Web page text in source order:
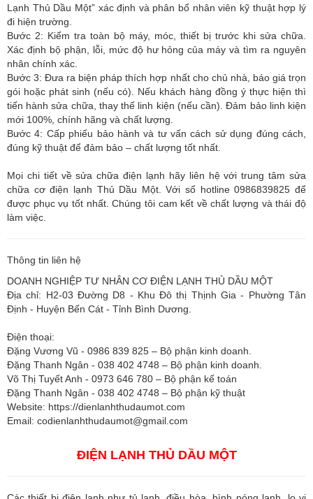
Lạnh Thủ Dầu Một” xác định và phân bổ nhân viên kỹ thuật hợp lý
đi hiện trường.
Bước 2: Kiểm tra toàn bộ máy, móc, thiết bị trước khi sửa chữa.
Xác định bộ phận, lỗi, mức độ hư hỏng của máy và tìm ra nguyên
nhân chính xác.
Bước 3: Đưa ra biện pháp thích hợp nhất cho chủ nhà, báo giá trọn
gói hoặc phát sinh (nếu có). Nếu khách hàng đồng ý thực hiện thì
tiến hành sửa chữa, thay thế linh kiện (nếu cần). Đảm bảo linh kiện
mới 100%, chính hãng và chất lượng.
Bước 4: Cấp phiếu bảo hành và tư vấn cách sử dụng đúng cách,
đúng kỹ thuật để đảm bảo – chất lượng tốt nhất.
Mọi chi tiết về sửa chữa điện lạnh hãy liên hệ với trung tâm sửa
chữa cơ điện lạnh Thủ Dầu Một. Với số hotline 0986839825 để
được phục vụ tốt nhất. Chúng tôi cam kết về chất lượng và thái độ
làm việc.
Thông tin liên hệ
DOANH NGHIỆP TƯ NHÂN CƠ ĐIỆN LẠNH THỦ DẦU MỘT
Địa chỉ: H2-03 Đường D8 - Khu Đô thị Thịnh Gia - Phường Tân
Định - Huyện Bến Cát - Tỉnh Bình Dương.
Điện thoại:
Đặng Vương Vũ - 0986 839 825 – Bộ phận kinh doanh.
Đặng Thanh Ngân - 038 402 4748 – Bộ phận kinh doanh.
Võ Thị Tuyết Anh - 0973 646 780 – Bộ phận kế toán
Đặng Thanh Ngân - 038 402 4748 – Bộ phận kỹ thuật
Website: https://dienlanhthudaumot.com
Email: codienlanhthudaumot@gmail.com
ĐIỆN LẠNH THỦ DẦU MỘT